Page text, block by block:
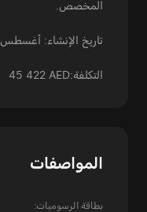
المخصص.
تاريخ الإنشاء: أغسطس 2022
التكلفة:45 422 AED
المواصفات
بطاقة الرسوميات: